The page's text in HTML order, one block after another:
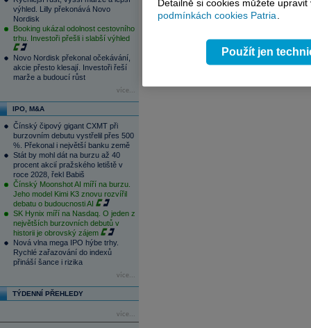
výhled. Lilly překonává Novo
Nordisk
Booking ukázal odolnost cestovního
trhu. Investoři přešli i slabší výhled
Novo Nordisk překonal očekávání,
akcie přesto klesají. Investoři řeší
marže a budoucí růst
více...
IPO, M&A
Čínský čipový gigant CXMT při
burzovním debutu vystřelil přes 500
%. Překonal i největší banku země
Stát by mohl dát na burzu až 40
procent akcií pražského letiště v
roce 2028, řekl Babiš
Čínský Moonshot AI míří na burzu.
Jeho model Kimi K3 znovu rozvířil
debatu o budoucnosti AI
SK Hynix míří na Nasdaq. O jeden z
největších burzovních debutů v
historii je obrovský zájem
Nová vlna mega IPO hýbe trhy.
Rychlé zařazování do indexů
přináší šance i rizika
více...
TÝDENNÍ PŘEHLEDY
více...
06.08.2026
15:57 ČNB ve vyčkávacím režimu, zvýšení
Detailně si cookies můžete
podmínkách cookies Patria.
Použít jen